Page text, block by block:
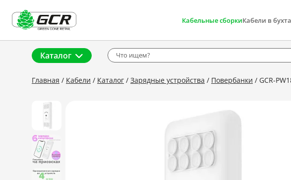
Кабельные сборкиКабели в
Каталог
Главная Кабели Каталог Зарядные устройства Повербанки GCR-